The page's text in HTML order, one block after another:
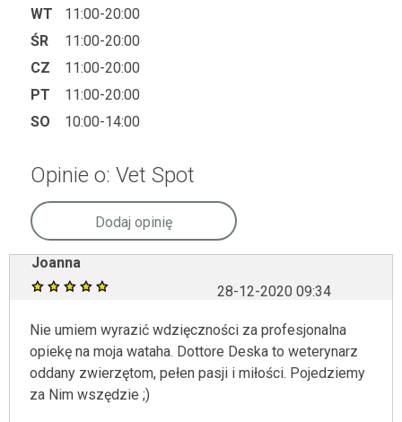
WT
11:00-20:00
ŚR
11:00-20:00
CZ
11:00-20:00
PT
11:00-20:00
SO
10:00-14:00
Opinie o: Vet Spot
Dodaj opinię
Joanna
28-12-2020 09:34
Nie umiem wyrazić wdzięczności za profesjonalna
opiekę na moja wataha. Dottore Deska to weterynarz
oddany zwierzętom, pełen pasji i miłości. Pojedziemy
za Nim wszędzie ;)